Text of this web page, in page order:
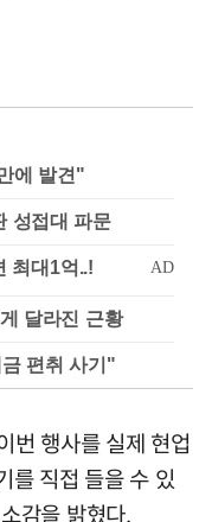
에 발견"
성접대 파문
달라진 근황
편취 사기"
번 행사를 실제 현업
를 직접 들을 수 있
감을 밝혔다.